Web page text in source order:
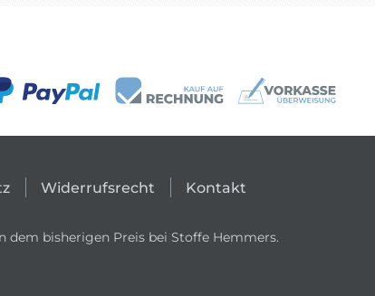
Widerrufsrecht Kontakt
dem bisherigen Preis bei Stoffe Hemmers.